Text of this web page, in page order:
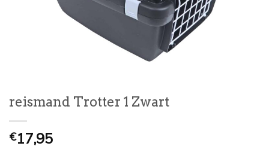
reismand Trotter 1 Zwart
€17,95